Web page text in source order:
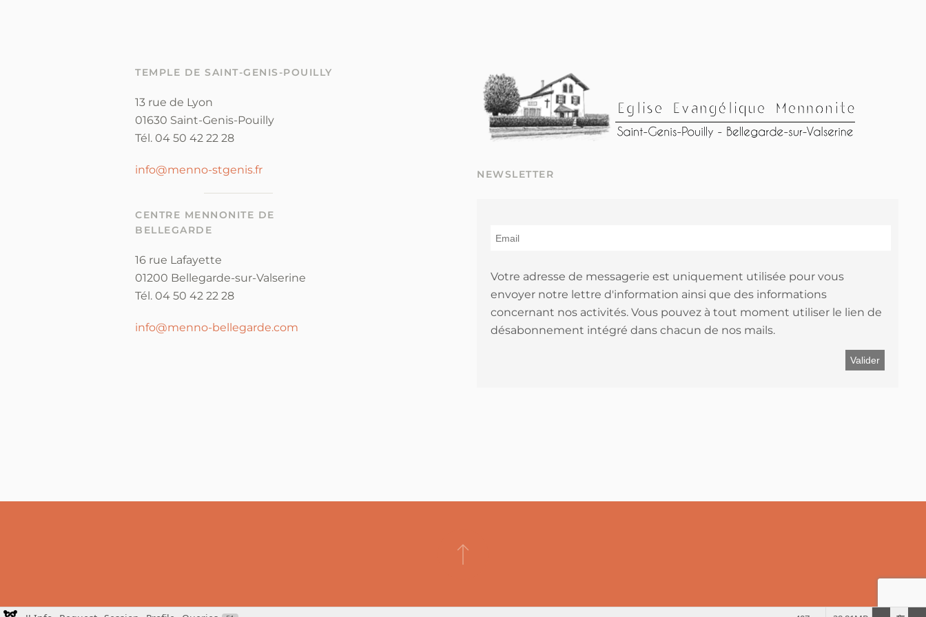
TEMPLE DE SAINT-GENIS-POUILLY
13 rue de Lyon
01630 Saint-Genis-Pouilly
Tél. 04 50 42 22 28
info@menno-stgenis.fr
CENTRE MENNONITE DE
BELLEGARDE
16 rue Lafayette
01200 Bellegarde-sur-Valserine
Tél. 04 50 42 22 28
info@menno-bellegarde.com
NEWSLETTER
Votre adresse de messagerie est uniquement utilisée pour vous
envoyer notre lettre d'information ainsi que des informations
concernant nos activités. Vous pouvez à tout moment utiliser le lien de
désabonnement intégré dans chacun de nos mails.